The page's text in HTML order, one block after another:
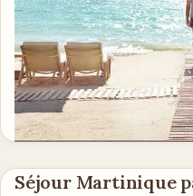
Séjour Martinique